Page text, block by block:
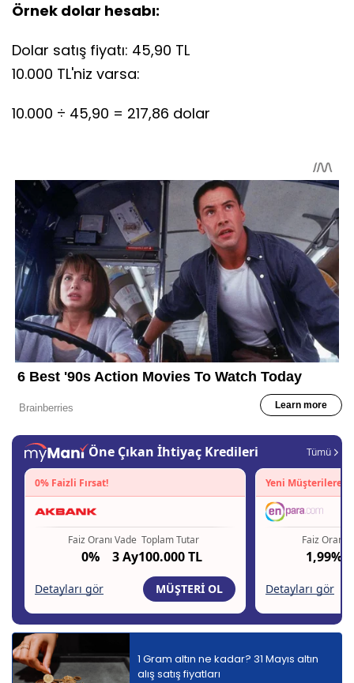
Örnek dolar hesabı:
Dolar satış fiyatı: 45,90 TL
10.000 TL'niz varsa:
10.000 ÷ 45,90 = 217,86 dolar
1 Gram altın ne kadar? 31 Mayıs altın
alış satış fiyatları